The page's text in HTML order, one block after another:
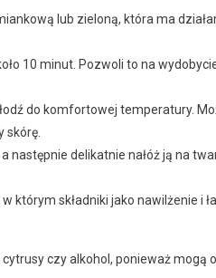
lub zieloną, która ma
10 minut. Pozwoli to na
do komfortowej temperatury.
skórę.
następnie delikatnie nałóż ją na
którym składniki jako nawilżenie i
czy alkohol, ponieważ mogą